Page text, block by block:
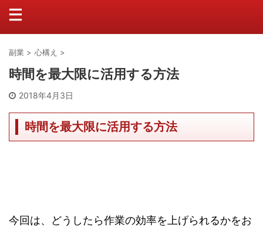
副業 > 心構え >
時間を最大限に活用する方法
2018年4月3日
時間を最大限に活用する方法
今回は、どうしたら作業の効率を上げられるかをお